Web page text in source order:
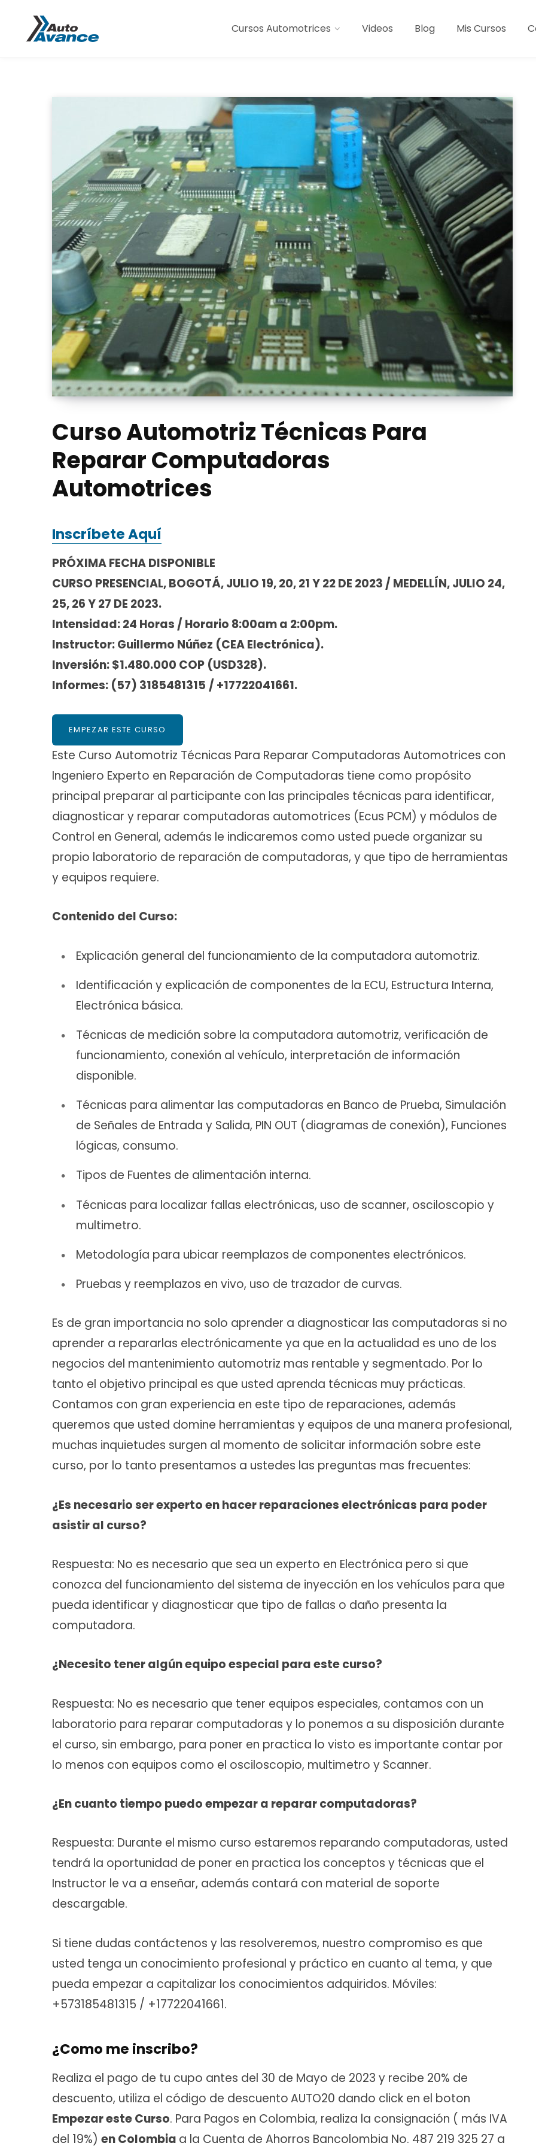
Cursos Automotrices Videos Blog Mis Cursos
Curso Automotriz Técnicas Para
Reparar Computadoras
Automotrices
Inscríbete Aquí
PRÓXIMA FECHA DISPONIBLE
CURSO PRESENCIAL, BOGOTÁ, JULIO 19, 20, 21 Y 22 DE 2023 / MEDELLÍN, JULIO 24,
25, 26 Y 27 DE 2023.
Intensidad: 24 Horas / Horario 8:00am a 2:00pm.
Instructor: Guillermo Núñez (CEA Electrónica).
Inversión: $1.480.000 COP (USD328).
Informes: (57) 3185481315 / +17722041661.
EMPEZAR ESTE CURSO
Este Curso Automotriz Técnicas Para Reparar Computadoras Automotrices con
Ingeniero Experto en Reparación de Computadoras tiene como propósito
principal preparar al participante con las principales técnicas para identificar,
diagnosticar y reparar computadoras automotrices (Ecus PCM) y módulos de
Control en General, además le indicaremos como usted puede organizar su
propio laboratorio de reparación de computadoras, y que tipo de herramientas
y equipos requiere.
Contenido del Curso:
Explicación general del funcionamiento de la computadora automotriz.
Identificación y explicación de componentes de la ECU, Estructura Interna,
Electrónica básica.
Técnicas de medición sobre la computadora automotriz, verificación de
funcionamiento, conexión al vehículo, interpretación de información
disponible.
Técnicas para alimentar las computadoras en Banco de Prueba, Simulación
de Señales de Entrada y Salida, PIN OUT (diagramas de conexión), Funciones
lógicas, consumo.
Tipos de Fuentes de alimentación interna.
Técnicas para localizar fallas electrónicas, uso de scanner, osciloscopio y
multimetro.
Metodología para ubicar reemplazos de componentes electrónicos.
Pruebas y reemplazos en vivo, uso de trazador de curvas.
Es de gran importancia no solo aprender a diagnosticar las computadoras si no
aprender a repararlas electrónicamente ya que en la actualidad es uno de los
negocios del mantenimiento automotriz mas rentable y segmentado. Por lo
tanto el objetivo principal es que usted aprenda técnicas muy prácticas.
Contamos con gran experiencia en este tipo de reparaciones, además
queremos que usted domine herramientas y equipos de una manera profesional,
muchas inquietudes surgen al momento de solicitar información sobre este
curso, por lo tanto presentamos a ustedes las preguntas mas frecuentes:
¿Es necesario ser experto en hacer reparaciones electrónicas para poder
asistir al curso?
Respuesta: No es necesario que sea un experto en Electrónica pero si que
conozca del funcionamiento del sistema de inyección en los vehículos para que
pueda identificar y diagnosticar que tipo de fallas o daño presenta la
computadora.
¿Necesito tener algún equipo especial para este curso?
Respuesta: No es necesario que tener equipos especiales, contamos con un
laboratorio para reparar computadoras y lo ponemos a su disposición durante
el curso, sin embargo, para poner en practica lo visto es importante contar por
lo menos con equipos como el osciloscopio, multimetro y Scanner.
¿En cuanto tiempo puedo empezar a reparar computadoras?
Respuesta: Durante el mismo curso estaremos reparando computadoras, usted
tendrá la oportunidad de poner en practica los conceptos y técnicas que el
Instructor le va a enseñar, además contará con material de soporte
descargable.
Si tiene dudas contáctenos y las resolveremos, nuestro compromiso es que
usted tenga un conocimiento profesional y práctico en cuanto al tema, y que
pueda empezar a capitalizar los conocimientos adquiridos. Móviles:
+573185481315 / +17722041661.
¿Como me inscribo?
Realiza el pago de tu cupo antes del 30 de Mayo de 2023 y recibe 20% de
descuento, utiliza el código de descuentoAUTO20 dando click en el boton
Empezar este Curso. Para Pagos en Colombia, realiza la consignación ( más IVA
del 19%) en Colombia a la Cuenta de Ahorros Bancolombia No. 487 219 325 27 a